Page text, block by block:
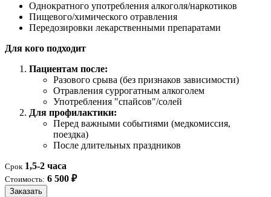
Однократного употребления алкоголя/наркотиков
Пищевого/химического отравления
Передозировки лекарственными препаратами
Для кого подходит
Пациентам после:
Разового срыва (без признаков зависимости)
Отравления суррогатным алкоголем
Употребления "спайсов"/солей
Для профилактики:
Перед важными событиями (медкомиссия,
поездка)
После длительных праздников
Срок 1,5-2 часа
Стоимость: 6 500 ₽
Заказать